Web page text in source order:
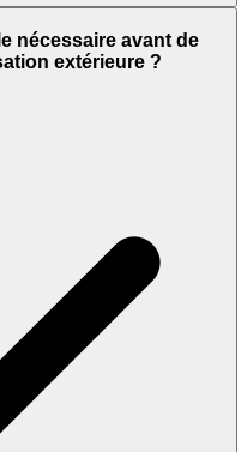
nécessaire avant de
extérieure ?